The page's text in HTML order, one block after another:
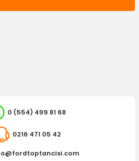
0 (554) 499 81 68
0216 471 05 42